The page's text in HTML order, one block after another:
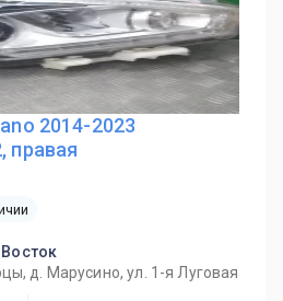
2014-2023
правая
д. Марусино, ул. 1-я Луговая